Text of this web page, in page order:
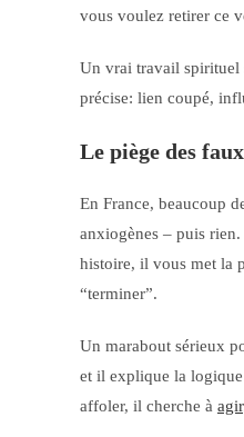
vous voulez retirer ce
Un vrai travail spirituel
précise: lien coupé,
Le piège des
En France, beaucoup
anxiogènes – puis
histoire, il vous met la
“terminer”.
Un marabout sérieux
et il explique la
affoler, il cherche à agir